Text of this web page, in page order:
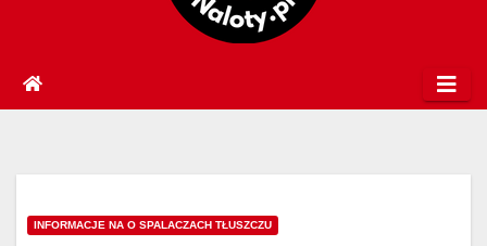
INFORMACJE NA O SPALACZACH TŁUSZCZU